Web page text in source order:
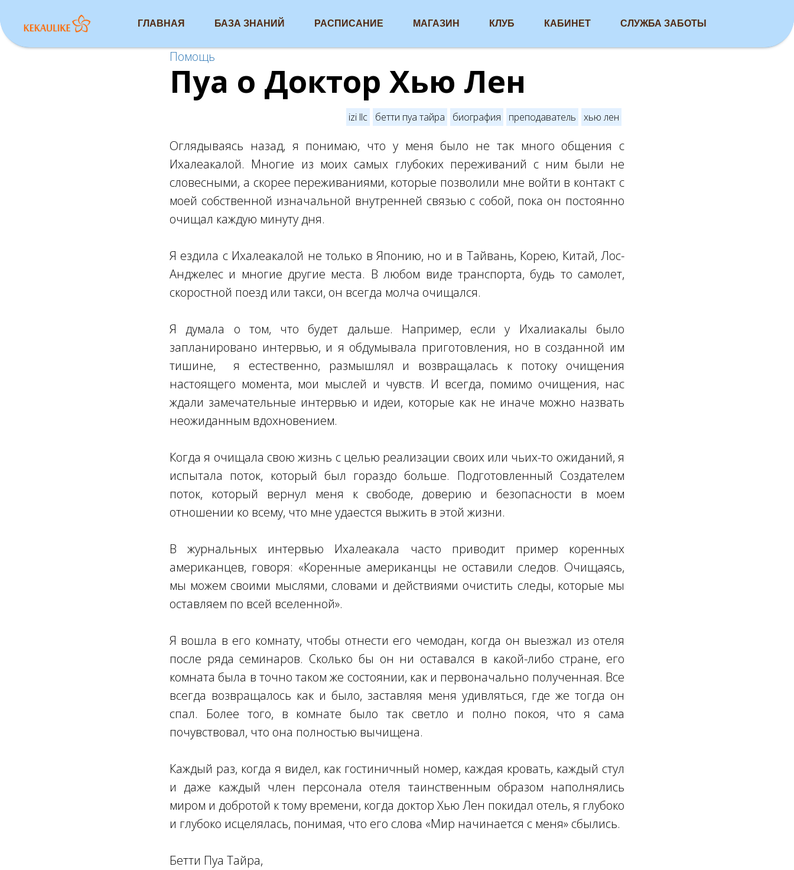
ГЛАВНАЯ БАЗА ЗНАНИЙ РАСПИСАНИЕ МАГАЗИН КЛУБ КАБИНЕТ СЛУЖБА ЗАБОТЫ
Помощь
Пуа о Доктор Хью Лен
izi llc бетти пуа тайра биография преподаватель хью лен
Оглядываясь назад, я понимаю, что у меня было не так много общения с
Ихалеакалой. Многие из моих самых глубоких переживаний с ним были не
словесными, а скорее переживаниями, которые позволили мне войти в контакт с
моей собственной изначальной внутренней связью с собой, пока он постоянно
очищал каждую минуту дня.
Я ездила с Ихалеакалой не только в Японию, но и в Тайвань, Корею, Китай, Лос-
Анджелес и многие другие места. В любом виде транспорта, будь то самолет,
скоростной поезд или такси, он всегда молча очищался.
Я думала о том, что будет дальше. Например, если у Ихалиакалы было
запланировано интервью, и я обдумывала приготовления, но в созданной им
тишине, я естественно, размышлял и возвращалась к потоку очищения
настоящего момента, мои мыслей и чувств. И всегда, помимо очищения, нас
ждали замечательные интервью и идеи, которые как не иначе можно назвать
неожиданным вдохновением.
Когда я очищала свою жизнь с целью реализации своих или чьих-то ожиданий, я
испытала поток, который был гораздо больше. Подготовленный Создателем
поток, который вернул меня к свободе, доверию и безопасности в моем
отношении ко всему, что мне удаестся выжить в этой жизни.
В журнальных интервью Ихалеакала часто приводит пример коренных
американцев, говоря: «Коренные американцы не оставили следов. Очищаясь,
мы можем своими мыслями, словами и действиями очистить следы, которые мы
оставляем по всей вселенной».
Я вошла в его комнату, чтобы отнести его чемодан, когда он выезжал из отеля
после ряда семинаров. Сколько бы он ни оставался в какой-либо стране, его
комната была в точно таком же состоянии, как и первоначально полученная. Все
всегда возвращалось как и было, заставляя меня удивляться, где же тогда он
спал. Более того, в комнате было так светло и полно покоя, что я сама
почувствовал, что она полностью вычищена.
Каждый раз, когда я видел, как гостиничный номер, каждая кровать, каждый стул
и даже каждый член персонала отеля таинственным образом наполнялись
миром и добротой к тому времени, когда доктор Хью Лен покидал отель, я глубоко
и глубоко исцелялась, понимая, что его слова «Мир начинается с меня» сбылись.
Бетти Пуа Тайра,